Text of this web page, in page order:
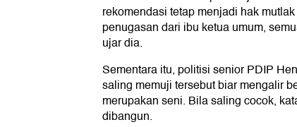
rekomendasi tetap menjadi hak
penugasan dari ibu ketua umum,
ujar dia.
Sementara itu, politisi senior PDIP
saling memuji tersebut biar mengalir
merupakan seni. Bila saling cocok,
dibangun.